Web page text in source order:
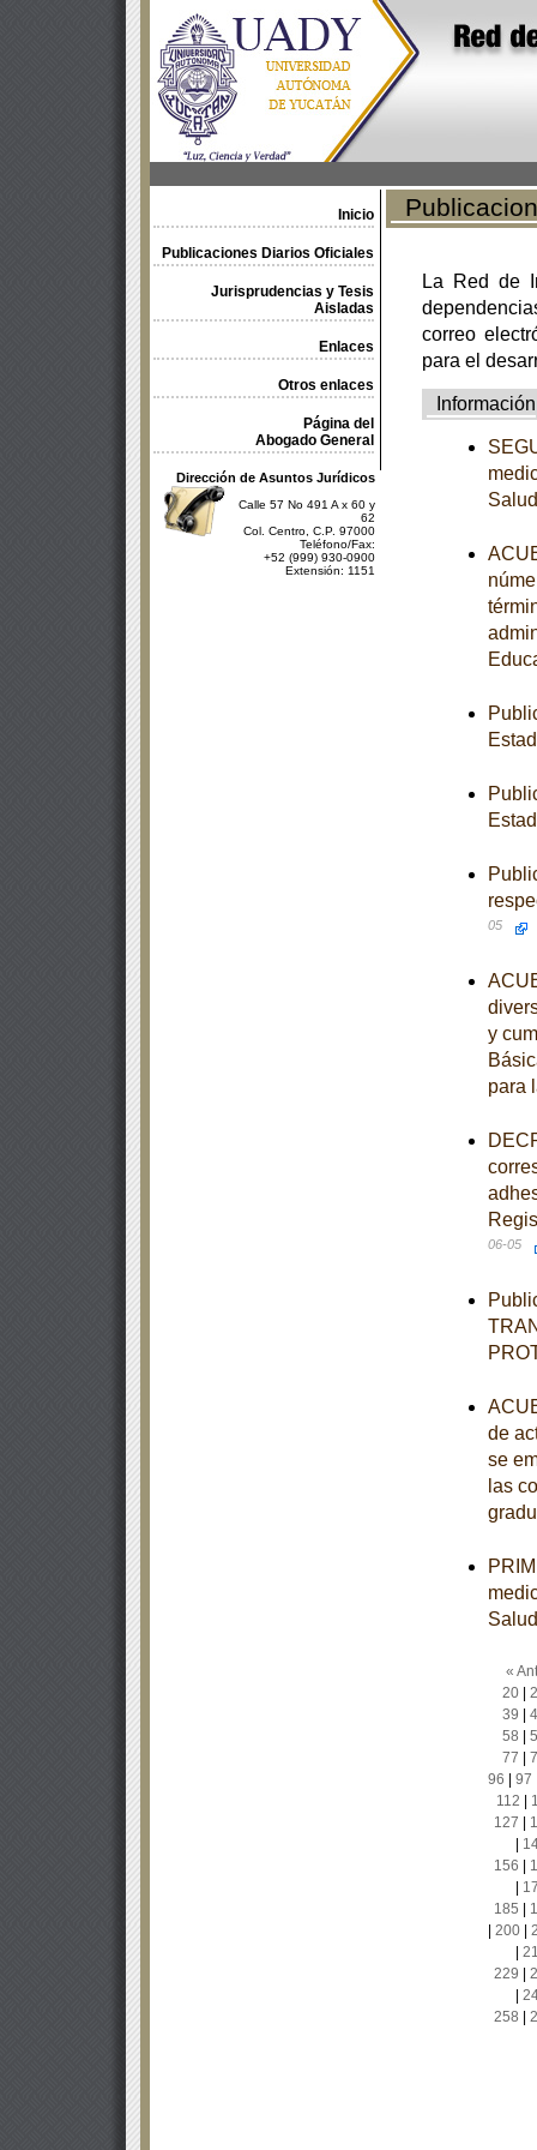
Inicio
Publicaciones Diarios Oficiales
Jurisprudencias y Tesis
Aisladas
Enlaces
Otros enlaces
Página del
Abogado General
Dirección de Asuntos Jurídicos
Calle 57 No 491 A x 60 y
62
Col. Centro, C.P. 97000
Teléfono/Fax:
+52 (999) 930-0900
Extensión: 1151
La Red de
correo
para el
Información
05
y
para
06-05
de
se
las
«
20|
39
58
77
96
97
112
127
156
185
200|
229
258